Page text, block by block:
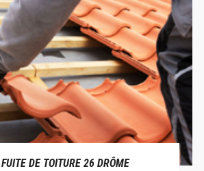
DE TOITURE 26 DRÔME